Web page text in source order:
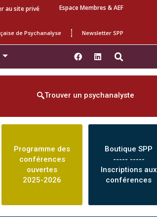
au site privé Espace Membres & AEF
de Psychanalyse Newsletter SPP
Trouver un psychanalyste
Programme des
conférences
ouvertes
2025-2026
Boutique SPP
----- -----
Inscriptions aux
conférences